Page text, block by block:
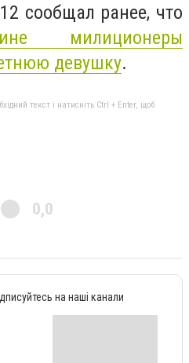
сообщал ранее, что
милиционеры
девушку.
текст і натисніть Ctrl + Enter, щоб
0,0
на наші канали